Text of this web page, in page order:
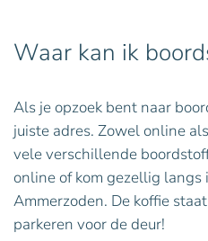
Waar kan ik
Als je opzoek bent naar
juiste adres. Zowel online
vele verschillende
online of kom gezellig
Ammerzoden. De koffie
parkeren voor de deur!